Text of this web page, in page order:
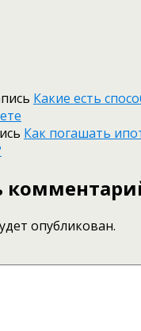
Какие есть
Как погашать
опубликован.